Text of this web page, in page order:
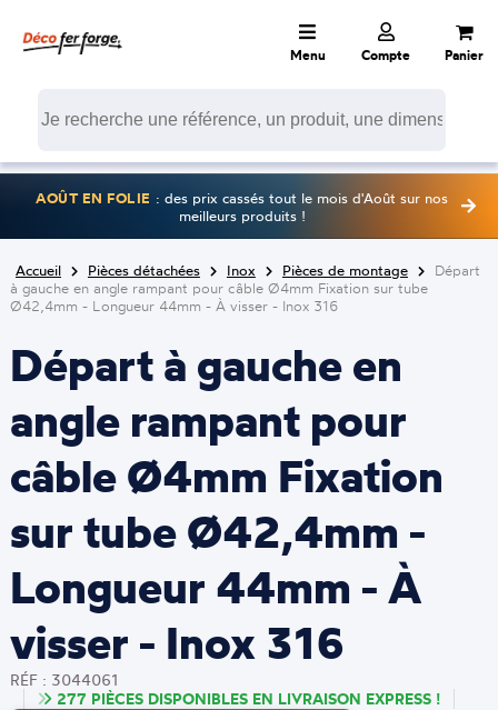
Menu Compte Panier
AOÛT EN FOLIE : des prix cassés tout le mois d'Août sur nos
meilleurs produits !
Accueil Pièces détachées Inox Pièces de montage
Départ
à gauche en angle rampant pour câble Ø4mm Fixation sur tube
Ø42,4mm - Longueur 44mm - À visser - Inox 316
Départ à gauche en
angle rampant pour
câble Ø4mm Fixation
sur tube Ø42,4mm -
Longueur 44mm - À
visser - Inox 316
RÉF : 3044061
277 PIÈCES DISPONIBLES EN LIVRAISON EXPRESS !